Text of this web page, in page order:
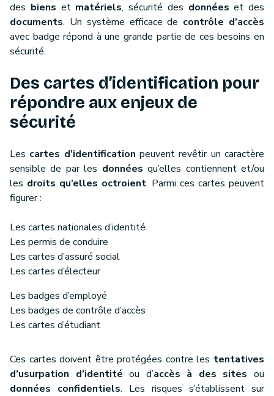
des biens et matériels, sécurité des données et des
documents. Un système efficace de contrôle d’accès
avec badge répond à une grande partie de ces besoins en
sécurité.
Des cartes d’identification pour
répondre aux enjeux de
sécurité
Les cartes d’identification peuvent revêtir un caractère
sensible de par les données qu’elles contiennent et/ou
les droits qu’elles octroient. Parmi ces cartes peuvent
figurer :
Les cartes nationales d’identité
Les permis de conduire
Les cartes d’assuré social
Les cartes d’électeur
Les badges d’employé
Les badges de contrôle d’accès
Les cartes d’étudiant
Ces cartes doivent être protégées contre les tentatives
d’usurpation d’identité ou d’accès à des sites ou
données confidentiels. Les risques s’établissent sur